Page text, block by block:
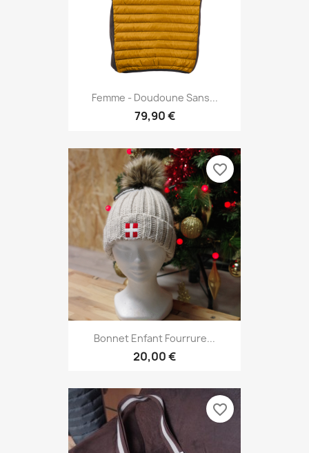
Femme - Doudoune Sans...
79,90 €
Bonnet Enfant Fourrure...
20,00 €
favorite_border
favorite_border